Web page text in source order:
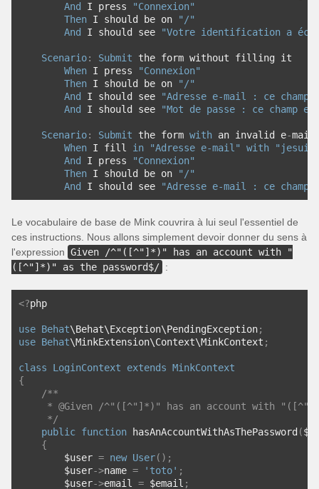
And
I press
"Connexion"
Then I should be on
"/"
And
I should see "Votre identification a
Scenario: Submit the form without filling it
When I press
"Connexion"
Then I should be on
"/"
And
I should see
"Adresse e-mail : ce champ
And
I should see "Mot de passe : ce champ
Scenario: Submit the form with an invalid e-mail
When I fill in "Adresse e-mail" with
And
I press
"Connexion"
Then I should be on
"/"
And
I should see "Adresse e-mail : ce
Le vocabulaire de base de Mink couvrira à lui seul l'essentiel de
ces instructions. Nous allons simplement devoir donner du sens à
l'expression Given /^"([^"]*)" has an account with "
([^"]*)" as the password$/ :
<?php
use Behat\Behat\Exception\PendingException;
use Behat\MinkExtension\Context\MinkContext ;
class LoginContext extends MinkContext
{
/**
* @Given /^"([^"]*)" has an account with
     */
public function hasAnAccountWithAsThePassword (
{
        $user
= new User();
        $user
->name = 'toto' ;
        $user
->email = $email ;